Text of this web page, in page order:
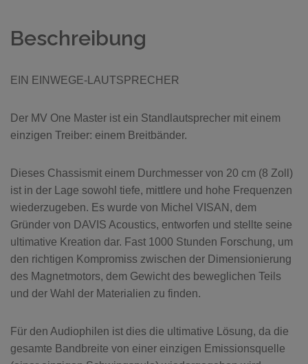
Beschreibung
EIN EINWEGE-LAUTSPRECHER
Der MV One Master ist ein Standlautsprecher mit einem
einzigen Treiber: einem Breitbänder.
Dieses Chassismit einem Durchmesser von 20 cm (8 Zoll)
ist in der Lage sowohl tiefe, mittlere und hohe Frequenzen
wiederzugeben. Es wurde von Michel VISAN, dem
Gründer von DAVIS Acoustics, entworfen und stellte seine
ultimative Kreation dar. Fast 1000 Stunden Forschung, um
den richtigen Kompromiss zwischen der Dimensionierung
des Magnetmotors, dem Gewicht des beweglichen Teils
und der Wahl der Materialien zu finden.
Für den Audiophilen ist dies die ultimative Lösung, da die
gesamte Bandbreite von einer einzigen Emissionsquelle